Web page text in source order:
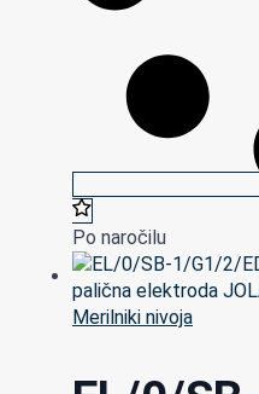
Po naročilu
Merilniki nivoja